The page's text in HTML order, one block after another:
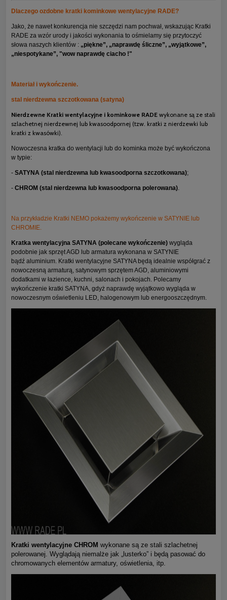
Dlaczego ozdobne kratki kominkowe wentylacyjne RADE?
Jako, że nawet konkurencja nie szczędzi nam pochwał, wskazując Kratki
RADE za wzór urody i jakości wykonania to ośmielamy się przytoczyć
słowa naszych klientów : „piękne”, „naprawdę śliczne”, „wyjątkowe”,
„niespotykane”, "wow naprawdę ciacho !"
Materiał i wykończenie.
stal nierdzewna szczotkowana (satyna)
Nierdzewne Kratki wentylacyjne i kominkowe RADE wykonane są ze stali
szlachetnej nierdzewnej lub kwasoodpornej (tzw. kratki z nierdzewki lub
kratki z kwasówki).
Nowoczesna kratka do wentylacji lub do kominka może być wykończona
w typie:
- SATYNA (stal nierdzewna lub kwasoodporna szczotkowana);
- CHROM (stal nierdzewna lub kwasoodporna polerowana).
Na przykładzie Kratki NEMO pokażemy wykończenie w SATYNIE lub
CHROMIE.
Kratka wentylacyjna SATYNA (polecane wykończenie) wygląda
podobnie jak sprzęt AGD lub armatura wykonana w SATYNIE
bądź aluminium. Kratki wentylacyjne SATYNA będą idealnie współgrać z
nowoczesną armaturą, satynowym sprzętem AGD, aluminiowymi
dodatkami w łazience, kuchni, salonach i pokojach. Polecamy
wykończenie kratki SATYNA, gdyż naprawdę wyjątkowo wygląda w
nowoczesnym oświetleniu LED, halogenowym lub energooszczędnym.
Kratki wentylacyjne CHROM wykonane są ze stali szlachetnej
polerowanej. Wyglądają niemalże jak „lusterko” i będą pasować do
chromowanych elementów armatury, oświetlenia, itp.